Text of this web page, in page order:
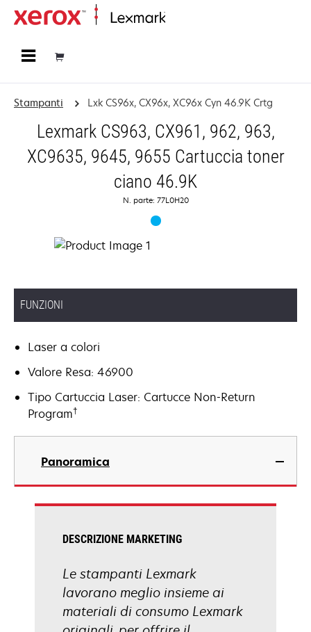
Stampanti Lxk CS96x, CX96x, XC96x Cyn 46.9K Crtg
Lexmark CS963, CX961, 962, 963,
XC9635, 9645, 9655 Cartuccia toner
ciano 46.9K
N. parte: 77L0H20
FUNZIONI
Laser a colori
Valore Resa: 46900
Tipo Cartuccia Laser: Cartucce Non-Return
Program†
Panoramica
DESCRIZIONE MARKETING
Le stampanti Lexmark
lavorano meglio insieme ai
materiali di consumo Lexmark